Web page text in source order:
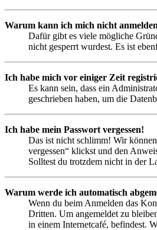
Warum kann ich mich nicht
Dafür gibt es viele mögliche
nicht gesperrt wurdest. Es ist
Ich habe mich vor einiger Zeit
Es kann sein, dass ein
geschrieben haben, um die
Ich habe mein Passwort vergessen!
Das ist nicht schlimm! Wir
vergessen“ klickst und den
Solltest du trotzdem nicht in der
Warum werde ich automatisch
Wenn du beim Anmelden das
Dritten. Um angemeldet zu
in einem Internetcafé, befindest.